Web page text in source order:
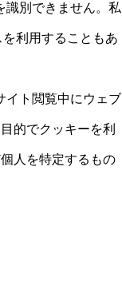
識別できません。私
利用することもあ
イト閲覧中にウェブ
的でクッキーを利
人を特定するもの